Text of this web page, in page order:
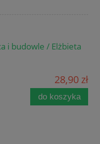
i budowle / Elżbieta
28,90 zł
do koszyka